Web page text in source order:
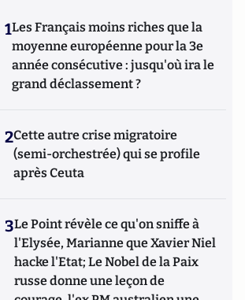
1Les Français moins riches que la
moyenne européenne pour la 3e
année consécutive : jusqu'où ira le
grand déclassement ?
2Cette autre crise migratoire
(semi-orchestrée) qui se profile
après Ceuta
3Le Point révèle ce qu'on sniffe à
l'Elysée, Marianne que Xavier Niel
hacke l'Etat; Le Nobel de la Paix
russe donne une leçon de